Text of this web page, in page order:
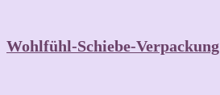
Wohlfühl-Schiebe-Verpackung